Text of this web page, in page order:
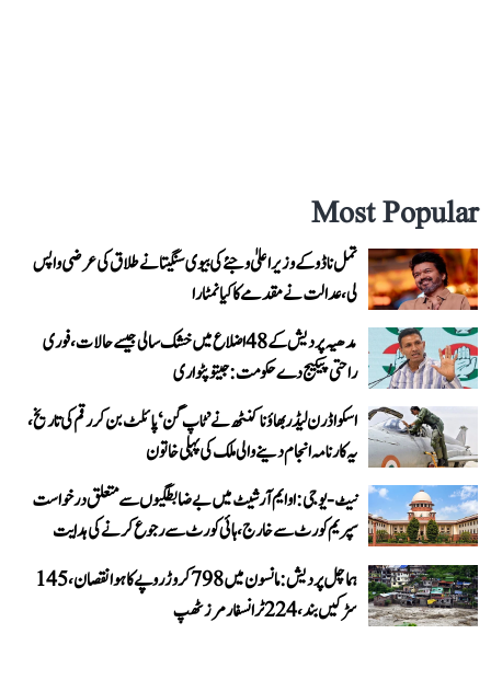
Most Popular
تمل ناڈو کے وزیر اعلیٰ وجئے کی بیوی سنگیتا نے طلاق کی عرضی واپس
لی، عدالت نے مقدمے کا کیا نمٹارا
مدھیہ پردیش کے 48 اضلاع میں خشک سالی جیسے حالات، فوری
راحتی پیکیج دے حکومت: جیتو پٹواری
اسکواڈرن لیڈر بھاؤنا کنٹھ نے ’ٹاپ گن‘ پائلٹ بن کر رقم کی تاریخ،
یہ کارنامہ انجام دینے والی ملک کی پہلی خاتون
نیٹ-یو جی: او ایم آر شیٹ میں بے ضابطگیوں سے متعلق درخواست
سپریم کورٹ سے خارج، ہائی کورٹ سے رجوع کرنے کی ہدایت
ہماچل پردیش: مانسون میں 798 کروڑ روپے کا ہوا نقصان، 145
سڑکیں بند، 224 ٹرانسفارمرز ٹھپ